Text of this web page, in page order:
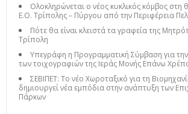
Ολοκληρώνεται ο νέος κυκλικός κόμβος στη
Ε.Ο. Τρίπολης – Πύργου από την Περιφέρεια
Πότε θα είναι κλειστά τα γραφεία της
Τρίπολη
Υπεγράφη η Προγραμματική Σύμβαση για
των τοιχογραφιών της Ιεράς Μονής Επάνω
ΣΕΒΙΠΕΤ: Το νέο Χωροταξικό για τη
δημιουργεί νέα εμπόδια στην ανάπτυξη των
Πάρκων